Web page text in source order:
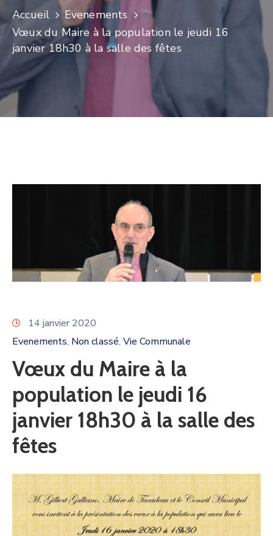
Accueil
Evenements
Vœux du Maire à la population le jeudi 16
janvier 18h30 à la salle des fêtes
14 janvier 2020
Evenements‚ Non classé‚ Vie Communale
Vœux du Maire à la
population le jeudi 16
janvier 18h30 à la salle des
fêtes